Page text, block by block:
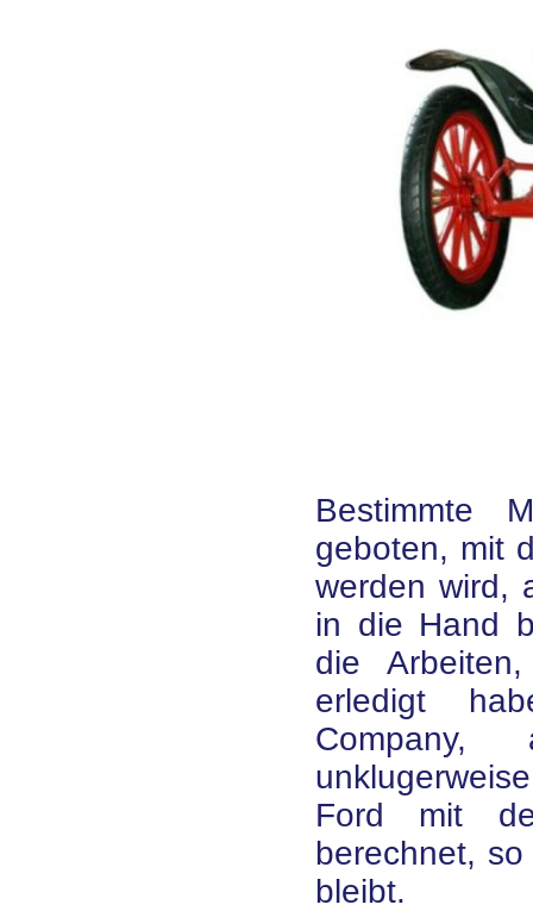
Bestimmte
geboten, mit
werden wird,
in die Hand
die
erledigt
Ford mit
berechnet,
bleibt.